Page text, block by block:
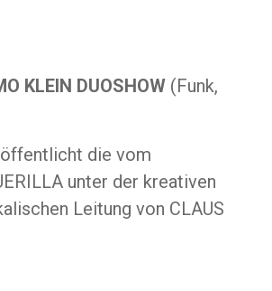
KLEIN DUOSHOW (Funk,
die vom
unter der kreativen
Leitung von CLAUS